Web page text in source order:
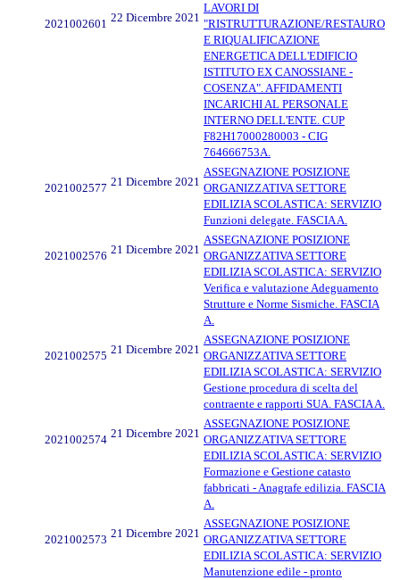
2021002601 22 Dicembre 2021
LAVORI DI
"RISTRUTTURAZIONE/RESTAURO
E RIQUALIFICAZIONE
ENERGETICA DELL'EDIFICIO
ISTITUTO EX CANOSSIANE -
COSENZA". AFFIDAMENTI
INCARICHI AL PERSONALE
INTERNO DELL'ENTE. CUP
F82H17000280003 - CIG
764666753A.
2021002577 21 Dicembre 2021
ASSEGNAZIONE POSIZIONE
ORGANIZZATIVA SETTORE
EDILIZIA SCOLASTICA: SERVIZIO
Funzioni delegate. FASCIA A.
2021002576 21 Dicembre 2021
ASSEGNAZIONE POSIZIONE
ORGANIZZATIVA SETTORE
EDILIZIA SCOLASTICA: SERVIZIO
Verifica e valutazione Adeguamento
Strutture e Norme Sismiche. FASCIA
A.
2021002575 21 Dicembre 2021
ASSEGNAZIONE POSIZIONE
ORGANIZZATIVA SETTORE
EDILIZIA SCOLASTICA: SERVIZIO
Gestione procedura di scelta del
contraente e rapporti SUA. FASCIA A.
2021002574 21 Dicembre 2021
ASSEGNAZIONE POSIZIONE
ORGANIZZATIVA SETTORE
EDILIZIA SCOLASTICA: SERVIZIO
Formazione e Gestione catasto
fabbricati - Anagrafe edilizia. FASCIA
A.
2021002573 21 Dicembre 2021
ASSEGNAZIONE POSIZIONE
ORGANIZZATIVA SETTORE
EDILIZIA SCOLASTICA: SERVIZIO
Manutenzione edile - pronto